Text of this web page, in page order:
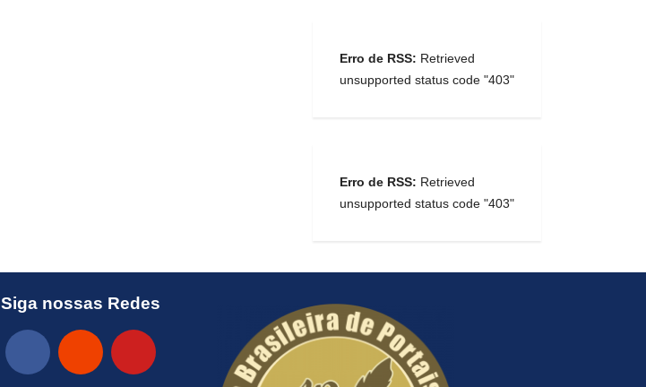
Erro de RSS: Retrieved
unsupported status code "403"
Erro de RSS: Retrieved
unsupported status code "403"
Siga nossas Redes